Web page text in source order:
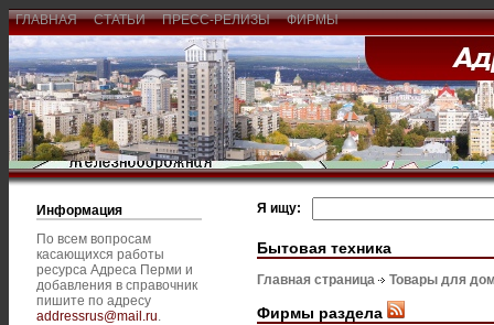
ГЛАВНАЯ СТАТЬИ ПРЕСС-РЕЛИЗЫ ФИРМЫ
Информация
По всем вопросам
касающихся работы
ресурса Адреса Перми и
добавления в справочник
пишите по адресу
addressrus@mail.ru.
Я ищу:
Бытовая техника
Главная страница Товары для
Фирмы раздела